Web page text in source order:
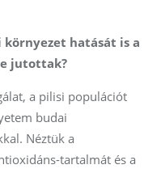
környezet hatását is a
jutottak?
a pilisi populációt
budai
Néztük a
tartalmát és a